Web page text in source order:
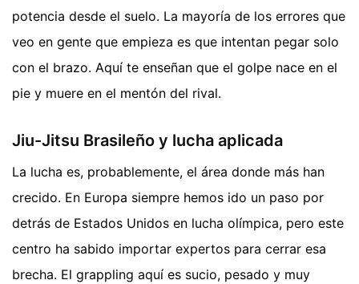
potencia desde el suelo. La mayoría de los errores que
veo en gente que empieza es que intentan pegar solo
con el brazo. Aquí te enseñan que el golpe nace en el
pie y muere en el mentón del rival.
Jiu-Jitsu Brasileño y lucha aplicada
La lucha es, probablemente, el área donde más han
crecido. En Europa siempre hemos ido un paso por
detrás de Estados Unidos en lucha olímpica, pero este
centro ha sabido importar expertos para cerrar esa
brecha. El grappling aquí es sucio, pesado y muy